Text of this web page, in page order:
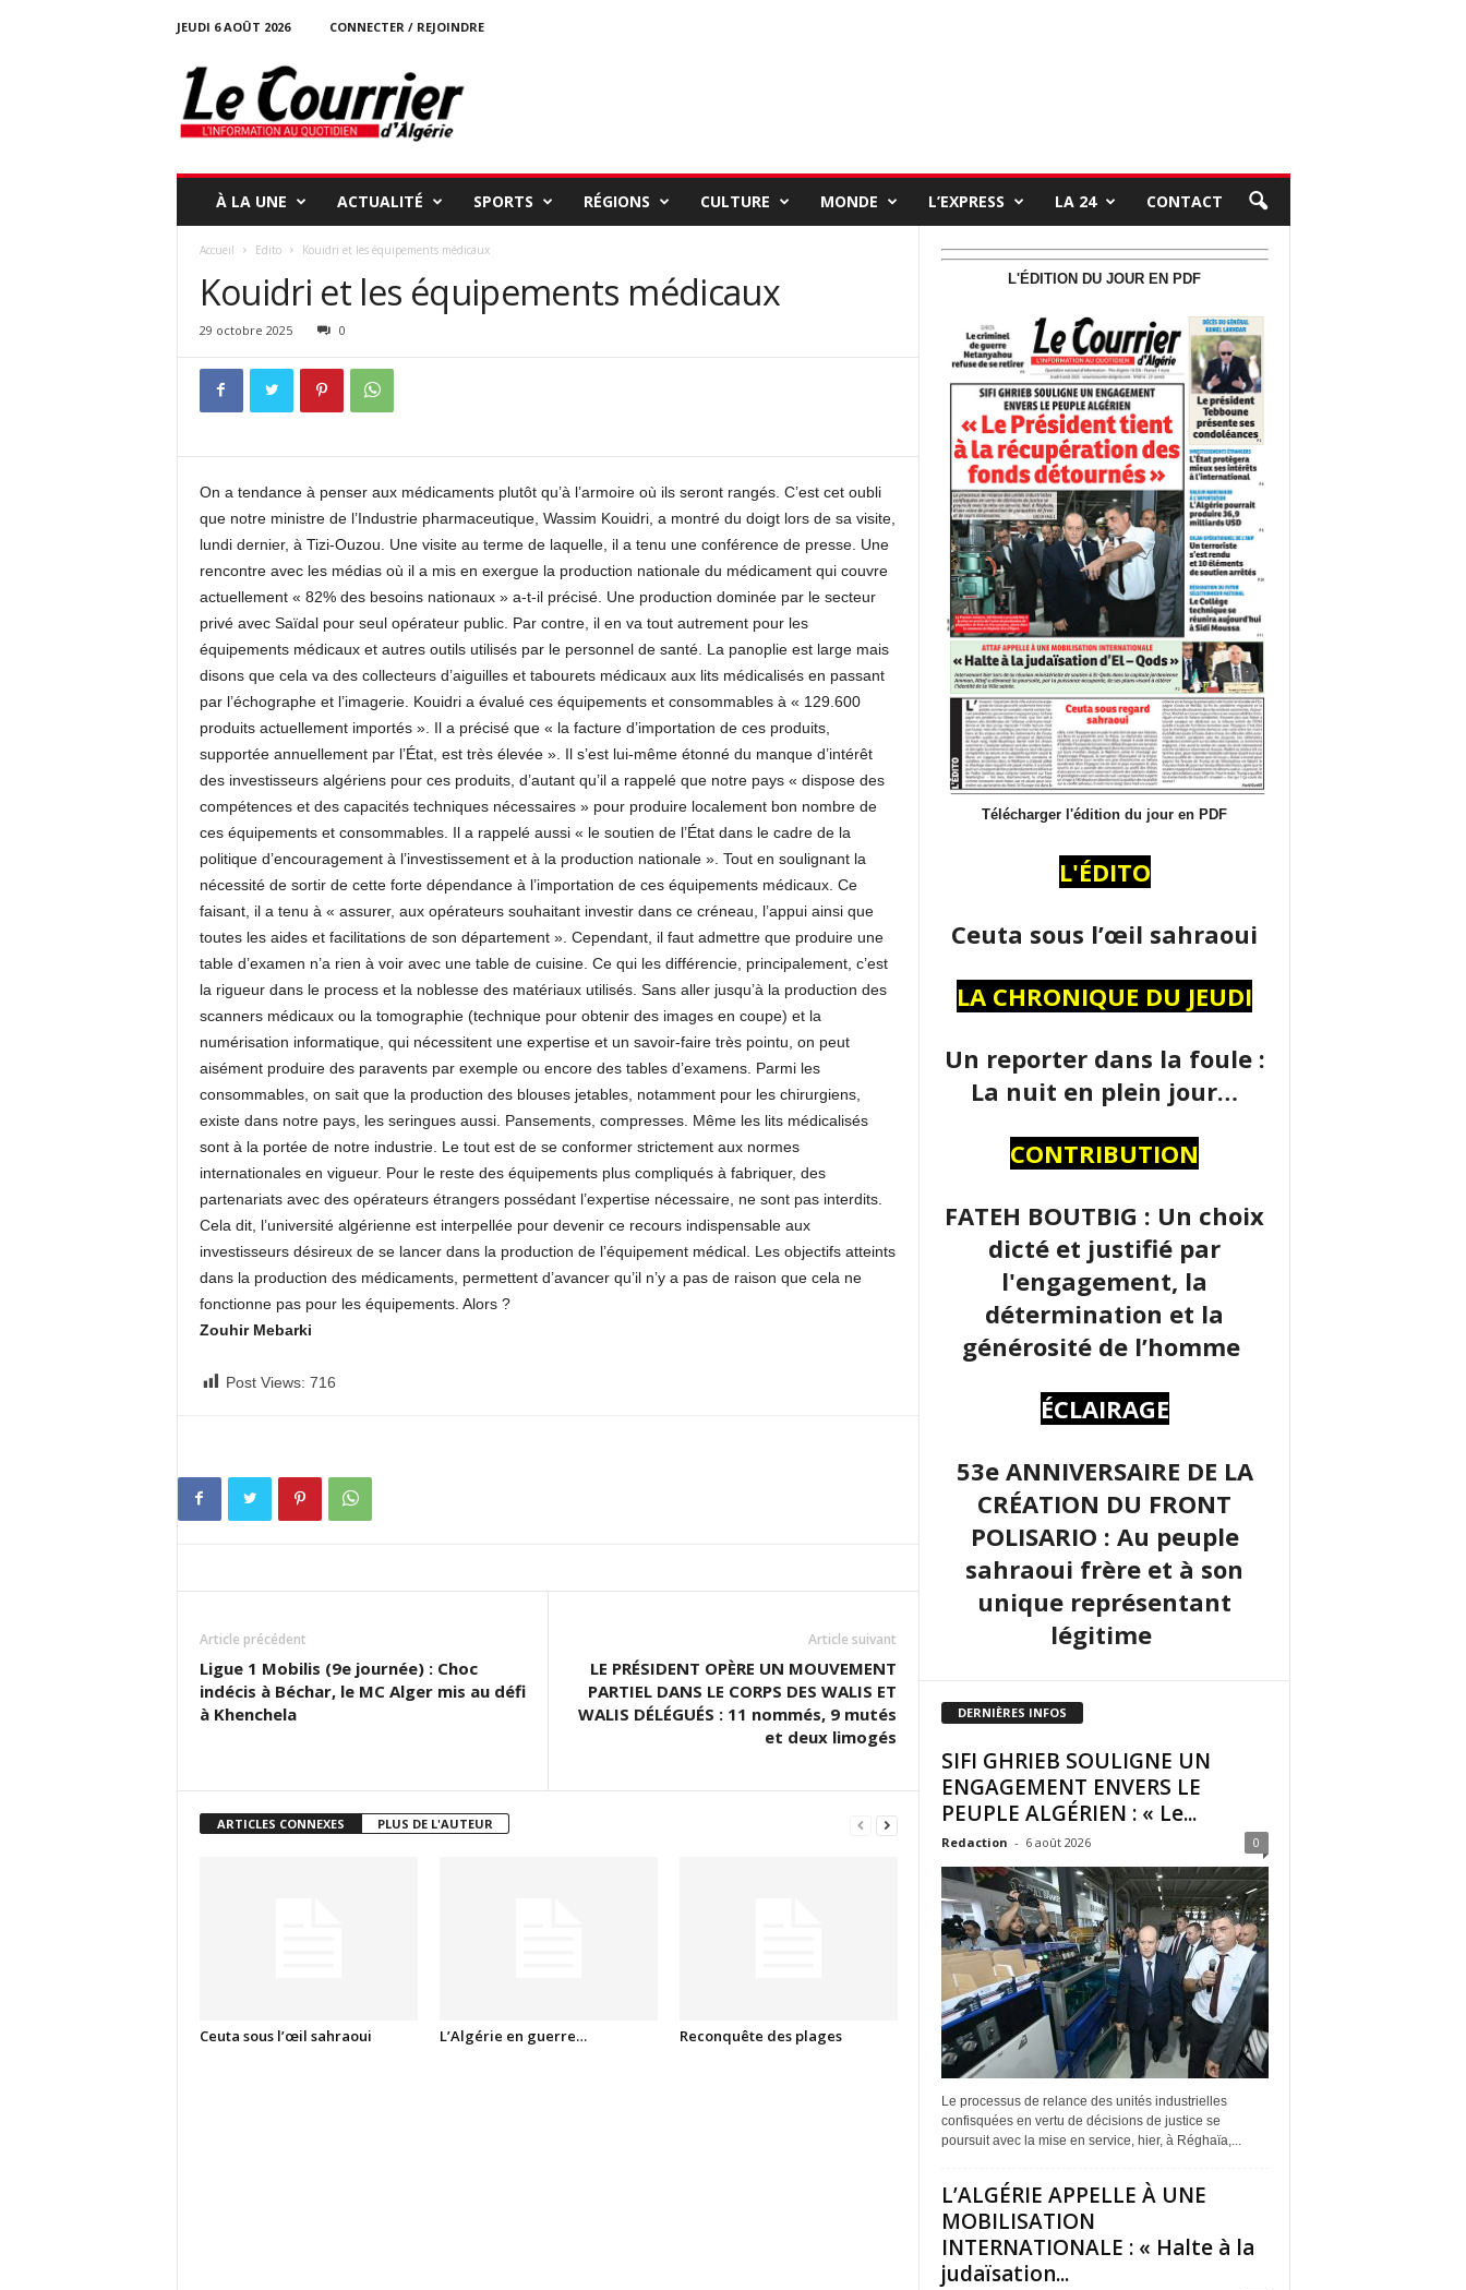
JEUDI 6 AOÛT 2026
CONNECTER / REJOINDRE
o
u
À LA UNE ACTUALITÉ SPORTS RÉGIONS CULTURE MONDE L’EXPRESS LA 24 CONTACT
Accueil Edito Kouidri et les équipements médicaux
Kouidri et les équipements médicaux
29 octobre 2025 0
On a tendance à penser aux médicaments plutôt qu’à l’armoire où ils seront rangés. C’est cet oubli
que notre ministre de l’Industrie pharmaceutique, Wassim Kouidri, a montré du doigt lors de sa visite,
lundi dernier, à Tizi-Ouzou. Une visite au terme de laquelle, il a tenu une conférence de presse. Une
rencontre avec les médias où il a mis en exergue la production nationale du médicament qui couvre
actuellement « 82% des besoins nationaux » a-t-il précisé. Une production dominée par le secteur
privé avec Saïdal pour seul opérateur public. Par contre, il en va tout autrement pour les
équipements médicaux et autres outils utilisés par le personnel de santé. La panoplie est large mais
disons que cela va des collecteurs d’aiguilles et tabourets médicaux aux lits médicalisés en passant
par l’échographe et l’imagerie. Kouidri a évalué ces équipements et consommables à « 129.600
produits actuellement importés ». Il a précisé que « la facture d’importation de ces produits,
supportée annuellement par l’État, est très élevée ». Il s’est lui-même étonné du manque d’intérêt
des investisseurs algériens pour ces produits, d’autant qu’il a rappelé que notre pays « dispose des
compétences et des capacités techniques nécessaires » pour produire localement bon nombre de
ces équipements et consommables. Il a rappelé aussi « le soutien de l’État dans le cadre de la
politique d’encouragement à l’investissement et à la production nationale ». Tout en soulignant la
nécessité de sortir de cette forte dépendance à l’importation de ces équipements médicaux. Ce
faisant, il a tenu à « assurer, aux opérateurs souhaitant investir dans ce créneau, l’appui ainsi que
toutes les aides et facilitations de son département ». Cependant, il faut admettre que produire une
table d’examen n’a rien à voir avec une table de cuisine. Ce qui les différencie, principalement, c’est
la rigueur dans le process et la noblesse des matériaux utilisés. Sans aller jusqu’à la production des
scanners médicaux ou la tomographie (technique pour obtenir des images en coupe) et la
numérisation informatique, qui nécessitent une expertise et un savoir-faire très pointu, on peut
aisément produire des paravents par exemple ou encore des tables d’examens. Parmi les
consommables, on sait que la production des blouses jetables, notamment pour les chirurgiens,
existe dans notre pays, les seringues aussi. Pansements, compresses. Même les lits médicalisés
sont à la portée de notre industrie. Le tout est de se conformer strictement aux normes
internationales en vigueur. Pour le reste des équipements plus compliqués à fabriquer, des
partenariats avec des opérateurs étrangers possédant l’expertise nécessaire, ne sont pas interdits.
Cela dit, l’université algérienne est interpellée pour devenir ce recours indispensable aux
investisseurs désireux de se lancer dans la production de l’équipement médical. Les objectifs atteints
dans la production des médicaments, permettent d’avancer qu’il n’y a pas de raison que cela ne
fonctionne pas pour les équipements. Alors ?
Zouhir Mebarki
Post Views: 716
Article précédent
Ligue 1 Mobilis (9e journée) : Choc
indécis à Béchar, le MC Alger mis au défi
à Khenchela
Article suivant
LE PRÉSIDENT OPÈRE UN MOUVEMENT
PARTIEL DANS LE CORPS DES WALIS ET
WALIS DÉLÉGUÉS : 11 nommés, 9 mutés
et deux limogés
ARTICLES CONNEXES PLUS DE L'AUTEUR
Ceuta sous l’œil sahraoui L’Algérie en guerre… Reconquête des plages
L'ÉDITION DU JOUR EN PDF
Télécharger l'édition du jour en PDF
L'ÉDITO
Ceuta sous l’œil sahraoui
LA CHRONIQUE DU JEUDI
Un reporter dans la foule :
La nuit en plein jour…
CONTRIBUTION
FATEH BOUTBIG : Un choix
dicté et justifié par
l'engagement, la
détermination et la
générosité de l’homme
ÉCLAIRAGE
53e ANNIVERSAIRE DE LA
CRÉATION DU FRONT
POLISARIO : Au peuple
sahraoui frère et à son
unique représentant
légitime
DERNIÈRES INFOS
SIFI GHRIEB SOULIGNE UN
ENGAGEMENT ENVERS LE
PEUPLE ALGÉRIEN : « Le...
Redaction - 6 août 2026 0
Le processus de relance des unités industrielles
confisquées en vertu de décisions de justice se
poursuit avec la mise en service, hier, à Réghaïa,...
L’ALGÉRIE APPELLE À UNE
MOBILISATION
INTERNATIONALE : « Halte à la
judaïsation...